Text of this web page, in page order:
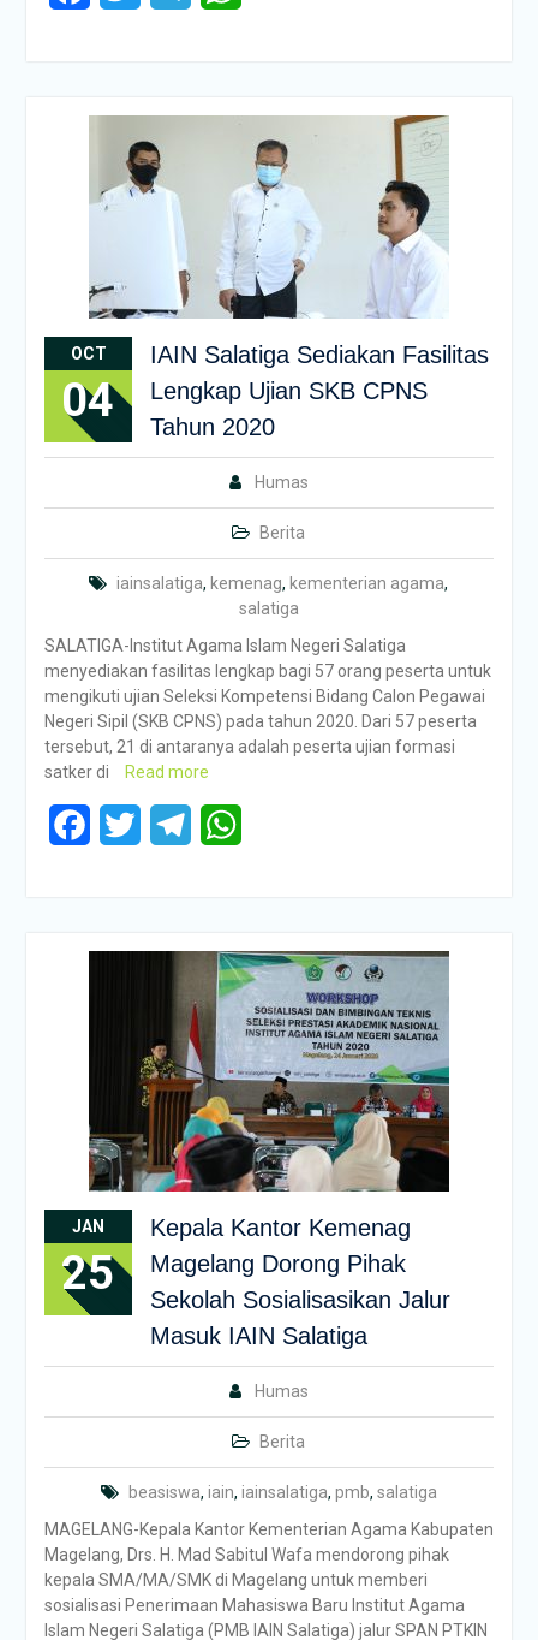
OCT
04
IAIN Salatiga Sediakan Fasilitas
Lengkap Ujian SKB CPNS
Tahun 2020
Humas
Berita
iainsalatiga, kemenag, kementerian agama,
salatiga
SALATIGA-Institut Agama Islam Negeri Salatiga
menyediakan fasilitas lengkap bagi 57 orang peserta untuk
mengikuti ujian Seleksi Kompetensi Bidang Calon Pegawai
Negeri Sipil (SKB CPNS) pada tahun 2020. Dari 57 peserta
tersebut, 21 di antaranya adalah peserta ujian formasi
satker di
Read more
Facebook
Twitter Telegram
JAN
25
Kepala Kantor Kemenag
Magelang Dorong Pihak
Sekolah Sosialisasikan Jalur
Masuk IAIN Salatiga
Humas
Berita
beasiswa, iain, iainsalatiga, pmb, salatiga
MAGELANG-Kepala Kantor Kementerian Agama Kabupaten
Magelang, Drs. H. Mad Sabitul Wafa mendorong pihak
kepala SMA/MA/SMK di Magelang untuk memberi
sosialisasi Penerimaan Mahasiswa Baru Institut Agama
Islam Negeri Salatiga (PMB IAIN Salatiga) jalur SPAN PTKIN